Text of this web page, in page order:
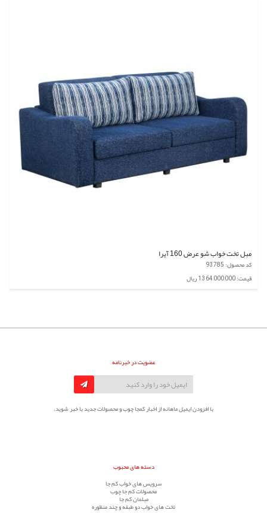
مبل تخت خواب شو عرض 160 آیرا
کد محصول: 93785
قیمت: 1,364,000,000 ریال
عضویت در خبرنامه
با افزودن ایمیل ماهانه از اخبار کمجا چوب و محصولات جدید با خبر شوید.
دسته های محبوب
سرویس های خواب کم جا
محصولات کم جا چوب
مبلمان کم جا
تخت های خواب دو طبقه و چند منظوره